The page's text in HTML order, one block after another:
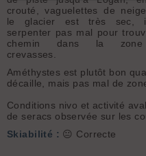
crouté, vaguelettes de
le glacier est très sec,
serpenter pas mal pour
chemin dans la
crevasses.
Améthystes est plutôt bon
décaille, mais pas mal de
Conditions nivo et activité
de seracs observée sur les
Skiabilité : 😐 Correcte